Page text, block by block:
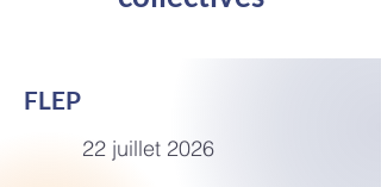
FLEP
22 juillet 2026